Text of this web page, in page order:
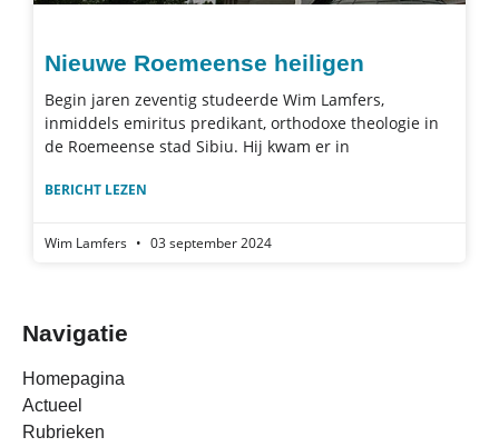
Nieuwe Roemeense heiligen
Begin jaren zeventig studeerde Wim Lamfers,
inmiddels emiritus predikant, orthodoxe theologie in
de Roemeense stad Sibiu. Hij kwam er in
BERICHT LEZEN
Wim Lamfers 03 september 2024
Navigatie
Homepagina
Actueel
Rubrieken